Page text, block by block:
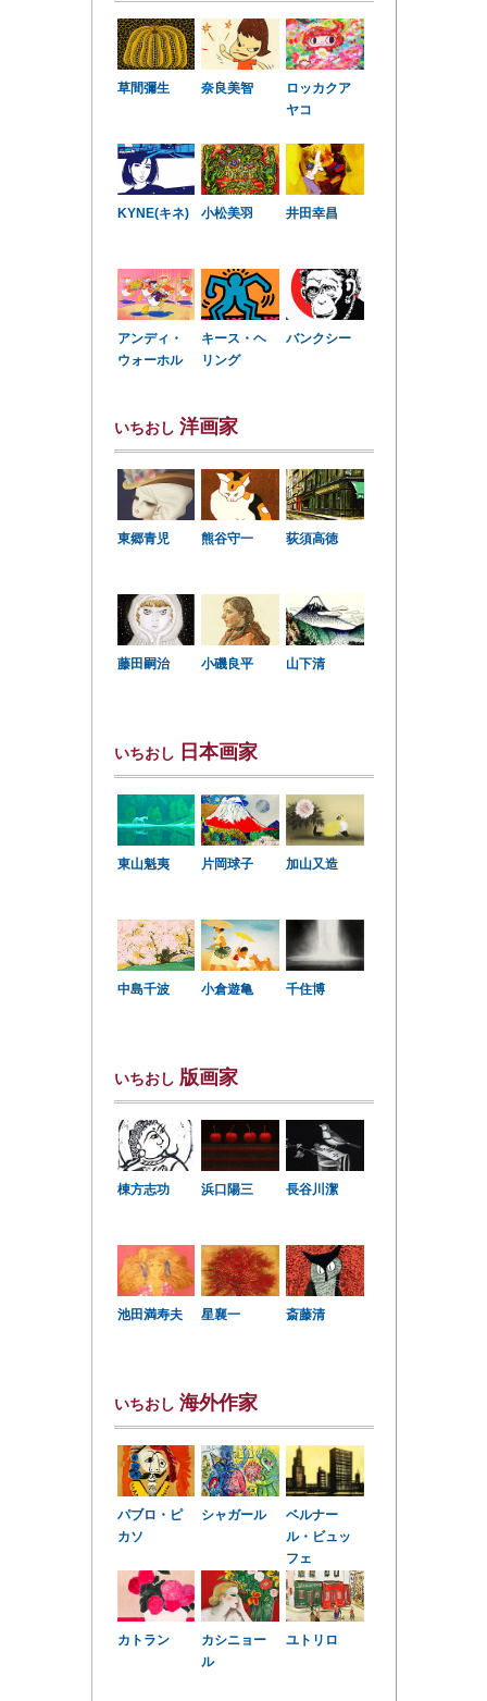
草間彌生 奈良美智
ロッカクア
ヤコ
KYNE(キネ) 小松美羽 井田幸昌
アンディ・
ウォーホル
キース・ヘ
リング
バンクシー
いちおし 洋画家
東郷青児 熊谷守一 荻須高徳
藤田嗣治 小磯良平 山下清
いちおし 日本画家
東山魁夷 片岡球子 加山又造
中島千波 小倉遊亀 千住博
いちおし 版画家
棟方志功 浜口陽三 長谷川潔
池田満寿夫 星襄一 斎藤清
いちおし 海外作家
パブロ・ピ
カソ
シャガール
ベルナー
ル・ビュッ
フェ
カトラン
カシニョー
ル
ユトリロ